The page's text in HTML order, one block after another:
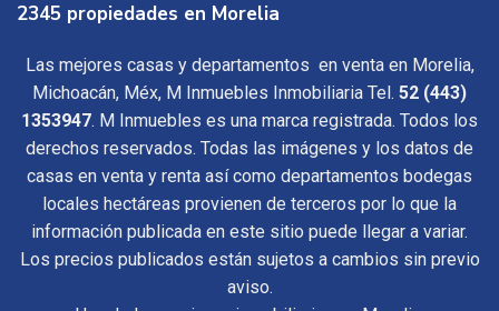
2345 propiedades en Morelia
Las mejores casas y departamentos en venta en Morelia,
Michoacán, Méx, M Inmuebles Inmobiliaria Tel. 52 (443)
1353947. M Inmuebles es una marca registrada. Todos los
derechos reservados. Todas las imágenes y los datos de
casas en venta y renta así como departamentos bodegas
locales hectáreas provienen de terceros por lo que la
información publicada en este sitio puede llegar a variar.
Los precios publicados están sujetos a cambios sin previo
aviso.